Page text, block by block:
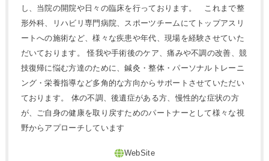
し、当院の開院や日々の臨床を行っております。 これまで整
形外科、リハビリ専門病院、スポーツチームにてトップアスリ
ートへの施術など、様々な疾患や年代、現場を経験させていた
だいております。 怪我や手術後のケア、痛みや不調の改善、競
技復帰に悩む方達のために、鍼灸・整体・パーソナルトレーニ
ング・栄養指導など多角的な方向からサポートさせていただい
ております。 体の不調、後遺症がある方、慢性的な症状の方
が、ご自身の健康を取り戻すためのパートナーとして様々な視
野からアプローチしています